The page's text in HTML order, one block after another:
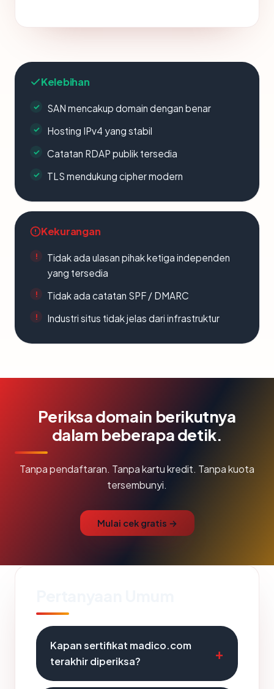
Kelebihan
SAN mencakup domain dengan benar
Hosting IPv4 yang stabil
Catatan RDAP publik tersedia
TLS mendukung cipher modern
Kekurangan
Tidak ada ulasan pihak ketiga independen
yang tersedia
Tidak ada catatan SPF / DMARC
Industri situs tidak jelas dari infrastruktur
Periksa domain berikutnya
dalam beberapa detik.
Tanpa pendaftaran. Tanpa kartu kredit. Tanpa kuota
tersembunyi.
Mulai cek gratis →
Kapan sertifikat madico.com
terakhir diperiksa?